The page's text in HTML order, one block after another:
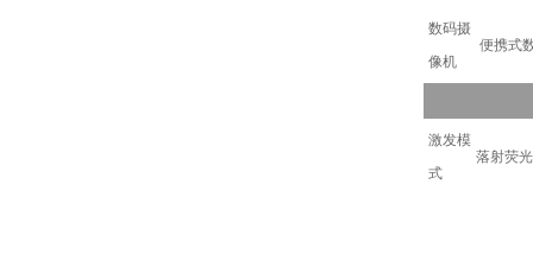
数码摄
像机
便携式
激发模
式
落射荧